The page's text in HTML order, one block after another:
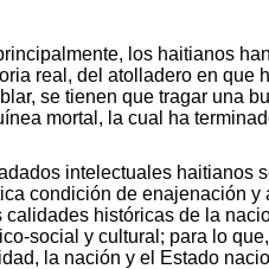
los haitianos
real, del atolladero en que
se tienen que tragar una
mortal, la cual ha
intelectuales haitianos
condición de enajenación
históricas de la
social y cultural; para lo
la nación y el Estado